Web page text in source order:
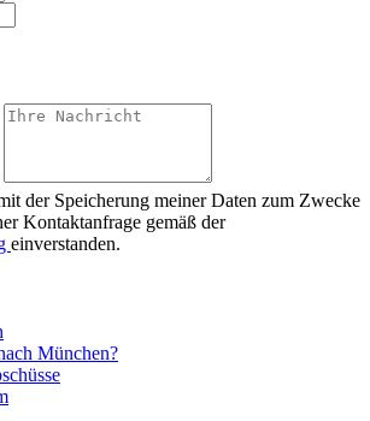
der Speicherung meiner Daten zum Zwecke
Kontaktanfrage gemäß der
einverstanden.
München?